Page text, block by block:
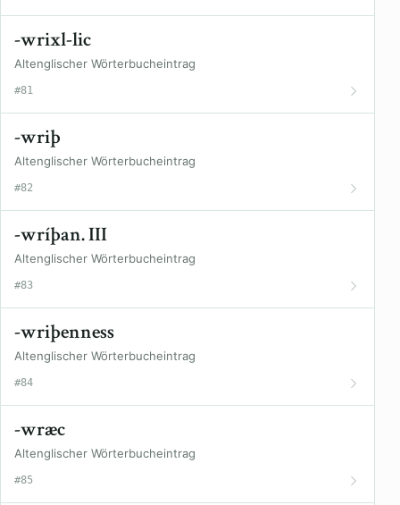
-wrixl-lic
Altenglischer Wörterbucheintrag
#81
-wriþ
Altenglischer Wörterbucheintrag
#82
-wríþan. III
Altenglischer Wörterbucheintrag
#83
-wriþenness
Altenglischer Wörterbucheintrag
#84
-wræc
Altenglischer Wörterbucheintrag
#85